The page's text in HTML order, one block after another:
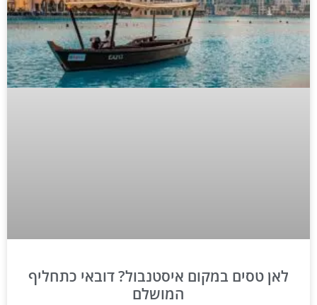
לאן טסים במקום איסטנבול? דובאי כתחליף
המושלם